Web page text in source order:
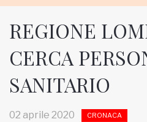
HOME
REGIONE
CERCA
SANITARIO
02 aprile 2020 CRONACA